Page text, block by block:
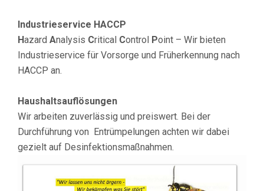
Industrieservice HACCP
Hazard Analysis Critical Control Point – Wir bieten
Industrieservice für Vorsorge und Früherkennung nach
HACCP an.
Haushaltsauflösungen
Wir arbeiten zuverlässig und preiswert. Bei der
Durchführung von Entrümpelungen achten wir dabei
gezielt auf Desinfektionsmaßnahmen.